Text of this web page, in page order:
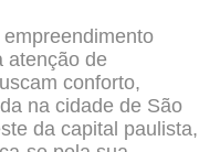
atenção de
conforto,
na cidade de São
da capital paulista,